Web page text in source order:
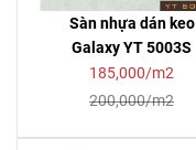
Sàn nhựa dán keo
Galaxy YT 5003S
185,000/m2
200,000/m2